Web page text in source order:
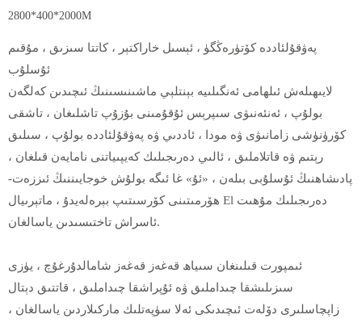
2800*400*2000M
پەۋقۇلئاددە كۆتۈرەڭگۈ ، ئېسىل خاراكتېر ، كاتتا سىزىق ، مۇقىم
ئۇسلۇب
لايىھىلەش ئىلھامى ئەنگىلىيە بېنتلېي ماشىنىسىنىڭ ئىچىدىن كەلگەن
بولۇپ ، ئەنئەنىۋى سىپرېس ئۇقۇمىنى بۇزۇپ تاشلىغان ، تاشقى
كۆرۈنۈشى زامانىۋى ۋە مودا ، ئاددىي ۋە پەۋقۇلئاددە بولۇپ ، سىلىق
رېتىم ۋە قاتلاملىق ، ئالىي دەرىجىلىك كەيپىياتنى نامايەن قىلغان ،
پادىشاھنىڭ ئۇسلۇبى بىلەن ، «ئۇ» غا ئىگە بولۇش خوجايىننىڭ ئىززەت-
ھۆرمىتىنى كۆرسىتىپ بېرەلەيدۇ ، ماتېرىيال El دەرىجىلىك مۇھىت
ئاسراش تاختىسىدىن ياسالغان.
ئىمپورت قىلىنغان سىياھ قەغەز قەغەز شامالدۇرغۇچ ، يۈزى
سىزىلىشقا چىداملىق ۋە ئۇپراشقا چىداملىق ، قاتتىق دېتال
زاپچاسلىرى دۆلەت ئىچىدىكى ئەلا سۈپەتلىك ماركىلاردىن ياسالغان ،